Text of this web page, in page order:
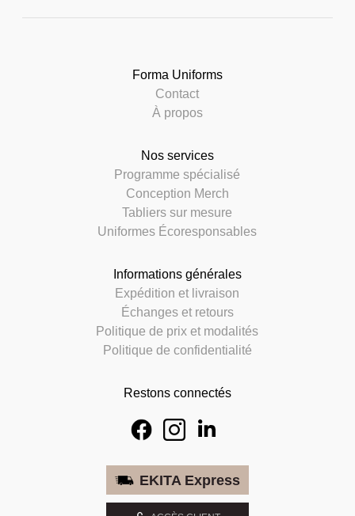
Forma Uniforms
Contact
À propos
Nos services
Programme spécialisé
Conception Merch
Tabliers sur mesure
Uniformes Écoresponsables
Informations générales
Expédition et livraison
Échanges et retours
Politique de prix et modalités
Politique de confidentialité
Restons connectés
EKITA Express